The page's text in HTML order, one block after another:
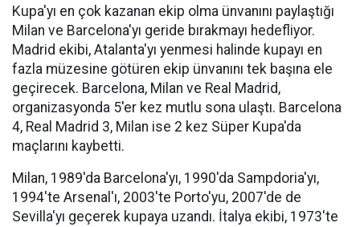
Kupa'yı en çok kazanan ekip olma ünvanını paylaştığı
Milan ve Barcelona'yı geride bırakmayı hedefliyor.
Madrid ekibi, Atalanta'yı yenmesi halinde kupayı en
fazla müzesine götüren ekip ünvanını tek başına ele
geçirecek. Barcelona, Milan ve Real Madrid,
organizasyonda 5'er kez mutlu sona ulaştı. Barcelona
4, Real Madrid 3, Milan ise 2 kez Süper Kupa'da
maçlarını kaybetti.
Milan, 1989'da Barcelona'yı, 1990'da Sampdoria'yı,
1994'te Arsenal'ı, 2003'te Porto'yu, 2007'de de
Sevilla'yı geçerek kupaya uzandı. İtalya ekibi, 1973'te